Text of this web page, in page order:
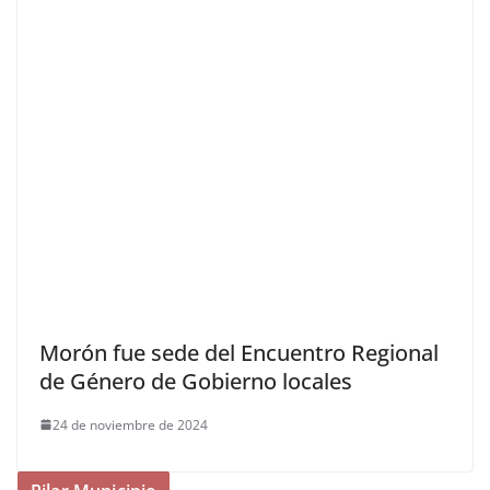
Morón fue sede del Encuentro Regional
de Género de Gobierno locales
24 de noviembre de 2024